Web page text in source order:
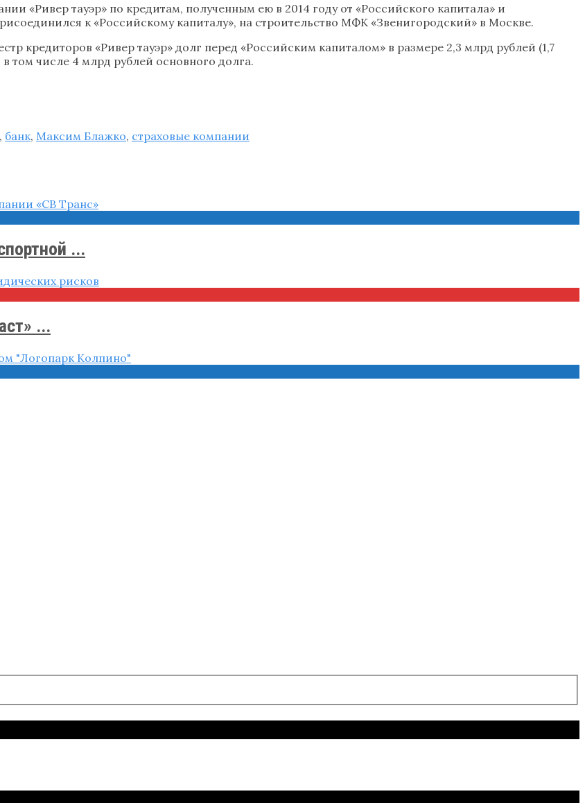
«Ривер тауэр» по кредитам, полученным ею в 2014 году от «Российского капитала» и
к «Российскому капиталу», на строительство МФК «Звенигородский» в Москве.
кредиторов «Ривер тауэр» долг перед «Российским капиталом» в размере 2,3 млрд рублей (1,7
том числе 4 млрд рублей основного долга.
, банк, Максим Блажко, страховые компании
...
...